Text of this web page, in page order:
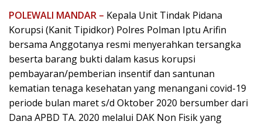
POLEWALI MANDAR – Kepala Unit Tindak Pidana
Korupsi (Kanit Tipidkor) Polres Polman Iptu Arifin
bersama Anggotanya resmi menyerahkan tersangka
beserta barang bukti dalam kasus korupsi
pembayaran/pemberian insentif dan santunan
kematian tenaga kesehatan yang menangani covid-19
periode bulan maret s/d Oktober 2020 bersumber dari
Dana APBD TA. 2020 melalui DAK Non Fisik yang